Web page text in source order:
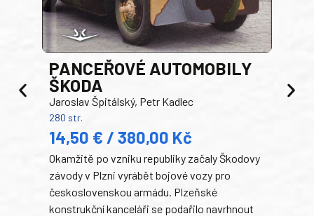
PANCEŘOVÉ AUTOMOBILY
ŠKODA
Jaroslav Špitálský, Petr Kadlec
280 str.
14,50 € / 380,00 Kč
Okamžitě po vzniku republiky začaly Škodovy
závody v Plzni vyrábět bojové vozy pro
československou armádu. Plzeňské
konstrukční kanceláři se podařilo navrhnout